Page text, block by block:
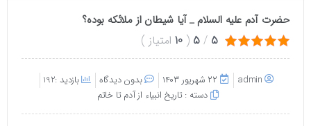
حضرت آدم علیه السلام _ آیا شیطان از ملائکه بوده؟
5
/
5
(
10 امتیاز)
admin ۲۲ شهریور ۱۴۰۳ بدون دیدگاه
بازدید :192
دسته :تاریخ انبیاء از آدم تا خاتم